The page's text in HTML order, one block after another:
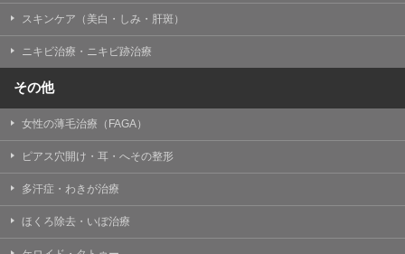
スキンケア（美白・しみ・肝斑）
ニキビ治療・ニキビ跡治療
その他
女性の薄毛治療（FAGA）
ピアス穴開け・耳・へその整形
多汗症・わきが治療
ほくろ除去・いぼ治療